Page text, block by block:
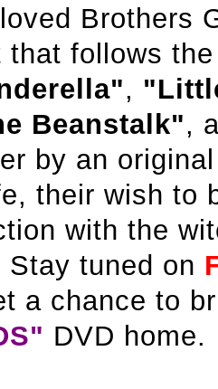
Brothers
that follows
,
Beanstalk",
by an
their wish to
with the
tuned on
a chance to
DVD home.